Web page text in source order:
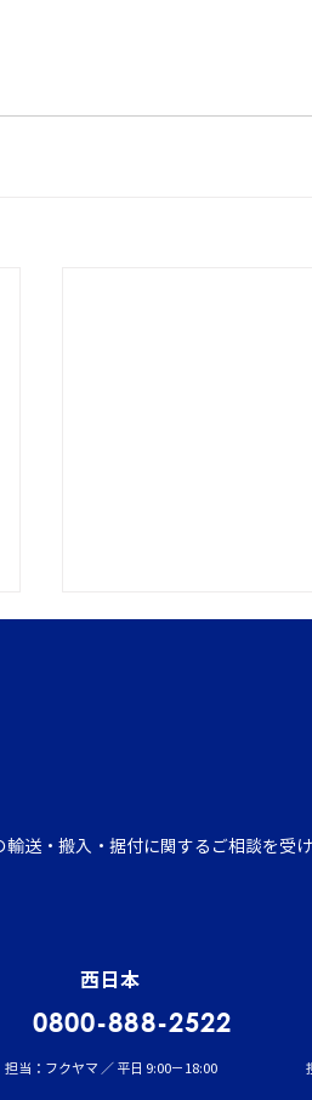
イワセトランスポー
送・搬入・据付に関するご相談を受け
西日本
0800-888-2522
担当：フクヤマ ／ 平日 9:00－18:00